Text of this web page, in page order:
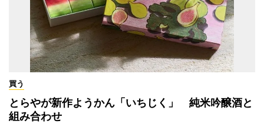
買う
とらやが新作ようかん「いちじく」 純米吟醸酒と
組み合わせ